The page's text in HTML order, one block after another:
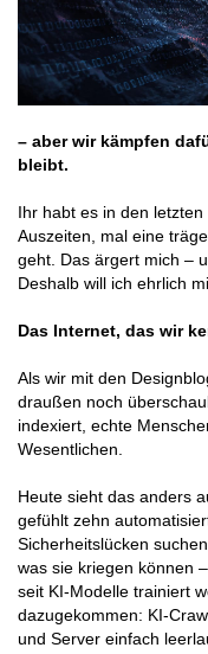
– aber wir kämpfen
bleibt.
Ihr habt es in den
Auszeiten, mal eine
geht. Das ärgert mich –
Deshalb will ich ehrlich
Das Internet, das wir
Als wir mit den
draußen noch
indexiert, echte
Wesentlichen.
Heute sieht das anders
gefühlt zehn
Sicherheitslücken
was sie kriegen können
seit KI-Modelle trainiert
dazugekommen: KI-
und Server einfach